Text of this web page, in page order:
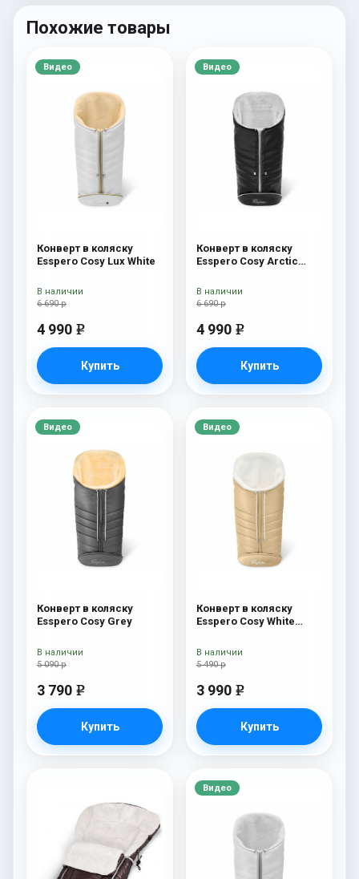
Похожие товары
Видео
Конверт в коляску
Esspero Cosy Lux White
6 690 р
4 990 e
Купить
В наличии
Видео
Конверт в коляску
Esspero Cosy Arctic
6 690 р
4 990 e
Купить
В наличии
Видео
Конверт в коляску
Esspero Cosy Grey
5 090 р
3 790 e
Купить
В наличии
Видео
Конверт в коляску
Esspero Cosy White
5 490 р
3 990 e
Купить
В наличии
Видео